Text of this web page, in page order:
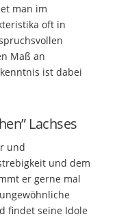
man im
oft in
Maß an
ist dabei
Lachses
und
und dem
er gerne mal
findet seine Idole